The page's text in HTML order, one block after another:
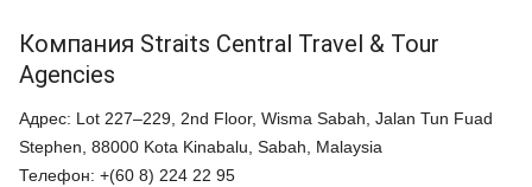
Компания Straits Central Travel & Tour
Agencies
Адрес: Lot 227–229, 2nd Floor, Wisma Sabah, Jalan Tun Fuad
Stephen, 88000 Kota Kinabalu, Sabah, Malaysia
Телефон: +(60 8) 224 22 95